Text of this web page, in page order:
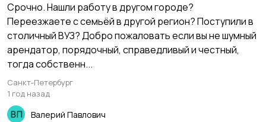
Срочно. Нашли работу в другом городе?
Переезжаете с семьёй в другой регион? Поступили в
столичный ВУЗ? Добро пожаловать если вы не шумный
арендатор, порядочный, справедливый и честный,
тогда собственн...
Санкт-Петербург
1 год назад
Валерий Павлович